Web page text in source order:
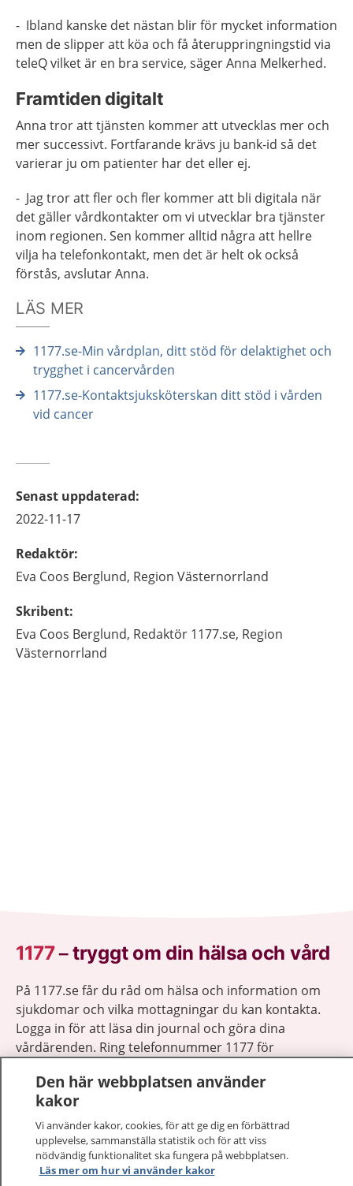
- Ibland kanske det nästan blir för mycket information
men de slipper att köa och få återuppringningstid via
teleQ vilket är en bra service, säger Anna Melkerhed.
Framtiden digitalt
Anna tror att tjänsten kommer att utvecklas mer och
mer successivt. Fortfarande krävs ju bank-id så det
varierar ju om patienter har det eller ej.
- Jag tror att fler och fler kommer att bli digitala när
det gäller vårdkontakter om vi utvecklar bra tjänster
inom regionen. Sen kommer alltid några att hellre
vilja ha telefonkontakt, men det är helt ok också
förstås, avslutar Anna.
LÄS MER
1177.se-Min vårdplan, ditt stöd för delaktighet och
trygghet i cancervården
1177.se-Kontaktsjuksköterskan ditt stöd i vården
vid cancer
Senast uppdaterad:
2022-11-17
Redaktör:
Eva Coos Berglund, Region Västernorrland
Skribent:
Eva Coos Berglund, Redaktör 1177.se, Region
Västernorrland
1177–tryggt om din hälsa och vård
På 1177.se får du råd om hälsa och information om
sjukdomar och vilka mottagningar du kan kontakta.
Logga in för att läsa din journal och göra dina
vårdärenden. Ring telefonnummer 1177 för
1177 ger dig råd när du vill må bättre.
Den här webbplatsen använder
kakor
Vi använder kakor, cookies, för att ge dig en förbättrad
upplevelse, sammanställa statistik och för att viss
nödvändig funktionalitet ska fungera på webbplatsen.
Läs mer om hur vi använder kakor